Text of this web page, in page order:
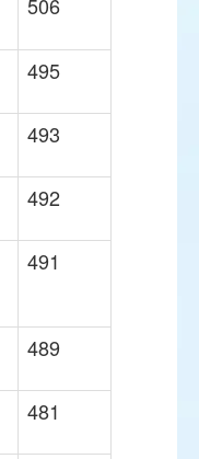
506
495
493
492
491
489
481